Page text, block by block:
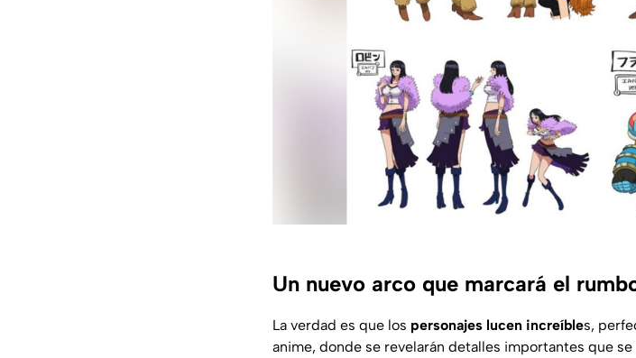
Un nuevo arco que marcará el
La verdad es que los personajes lucen increíbles,
anime, donde se revelarán detalles importantes que